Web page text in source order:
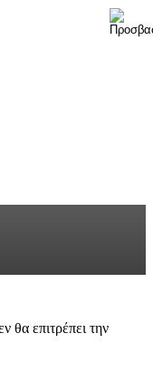
θα επιτρέπει την